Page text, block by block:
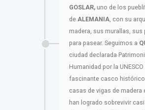
GOSLAR, uno de los
de ALEMANIA , con su
madera, sus murallas, sus
para pasear. Seguimos a
ciudad declarada
Humanidad por la
fascinante casco histórico
casas de vigas de madera
han logrado sobrevivir